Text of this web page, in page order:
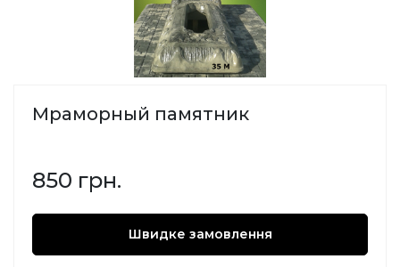
Мраморный памятник
850 грн.
Швидке замовлення